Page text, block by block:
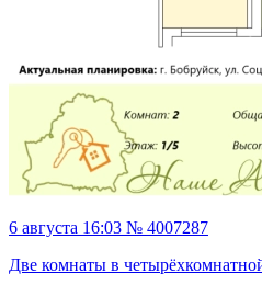
6 августа 16:03 № 4007287
Две комнаты в